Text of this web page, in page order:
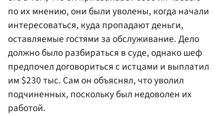
по их мнению, они были уволены, когда начали
интересоваться, куда пропадают деньги,
оставляемые гостями за обслуживание. Дело
должно было разбираться в суде, однако шеф
предпочел договориться с истцами и выплатил
им $230 тыс. Сам он объяснял, что уволил
подчиненных, поскольку был недоволен их
работой.